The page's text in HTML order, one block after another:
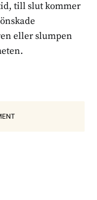
till slut kommer
eller slumpen